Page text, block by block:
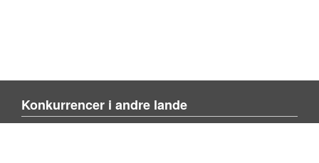
Konkurrencer i andre lande